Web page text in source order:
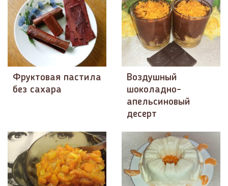
Фруктовая пастила
без сахара
Воздушный
шоколадно-
апельсиновый
десерт